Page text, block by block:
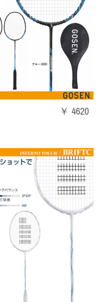
￥ 4620